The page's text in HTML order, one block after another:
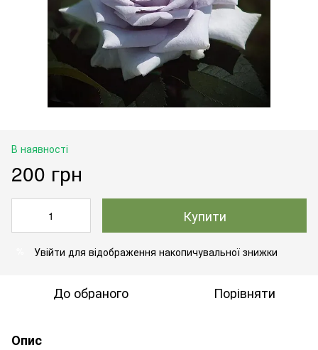
В наявності
200 грн
Купити
Увійти для відображення накопичувальної знижки
До обраного Порівняти
Опис